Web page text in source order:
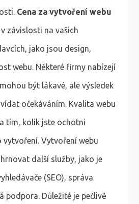
Cena za vytvoření webu
závislosti na vašich
jako jsou design,
webu. Některé firmy nabízejí
být lákavé, ale výsledek
očekáváním. Kvalita webu
tím, kolik jste ochotni
Vytvoření webu
další služby, jako je
(SEO), správa
podpora. Důležité je pečlivě